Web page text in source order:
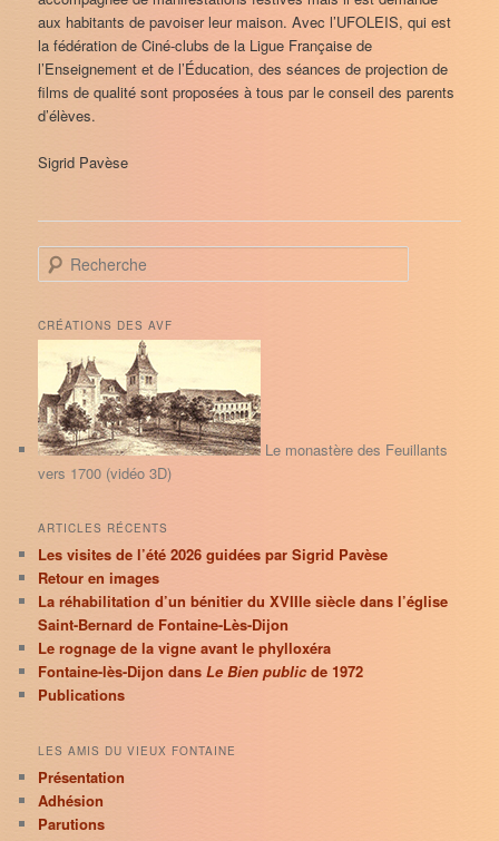
aux habitants de pavoiser leur maison. Avec l’UFOLEIS, qui est
la fédération de Ciné-clubs de la Ligue Française de
l’Enseignement et de l’Éducation, des séances de projection de
films de qualité sont proposées à tous par le conseil des parents
d’élèves.
Sigrid Pavèse
e
h
e
r
h
e
CRÉATIONS DES AVF
Le monastère des Feuillants
vers 1700 (vidéo 3D)
ARTICLES RÉCENTS
Les visites de l’été 2026 guidées par Sigrid Pavèse
Retour en images
La réhabilitation d’un bénitier du XVIIIe siècle dans l’église
Saint-Bernard de Fontaine-Lès-Dijon
Le rognage de la vigne avant le phylloxéra
Fontaine-lès-Dijon dansLe Bien public de 1972
Publications
LES AMIS DU VIEUX FONTAINE
Présentation
Adhésion
Parutions